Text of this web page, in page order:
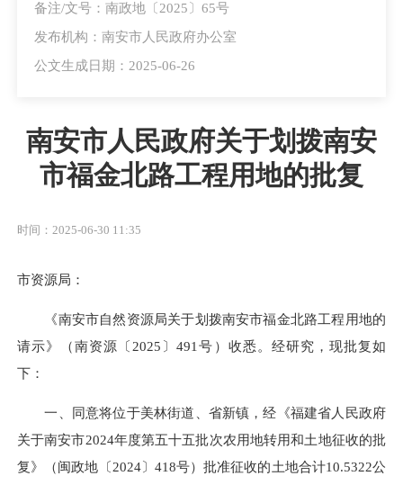
备注/文号：南政地〔2025〕65号
发布机构：南安市人民政府办公室
公文生成日期：2025-06-26
南安市人民政府关于划拨南安
市福金北路工程用地的批复
时间：2025-06-30 11:35
市资源局：
《南安市自然资源局关于划拨南安市福金北路工程用地的
请示》（南资源〔2025〕491号）收悉。经研究，现批复如
下：
一、同意将位于美林街道、省新镇，经《福建省人民政府
关于南安市2024年度第五十五批次农用地转用和土地征收的批
复》（闽政地〔2024〕418号）批准征收的土地合计10.5322公